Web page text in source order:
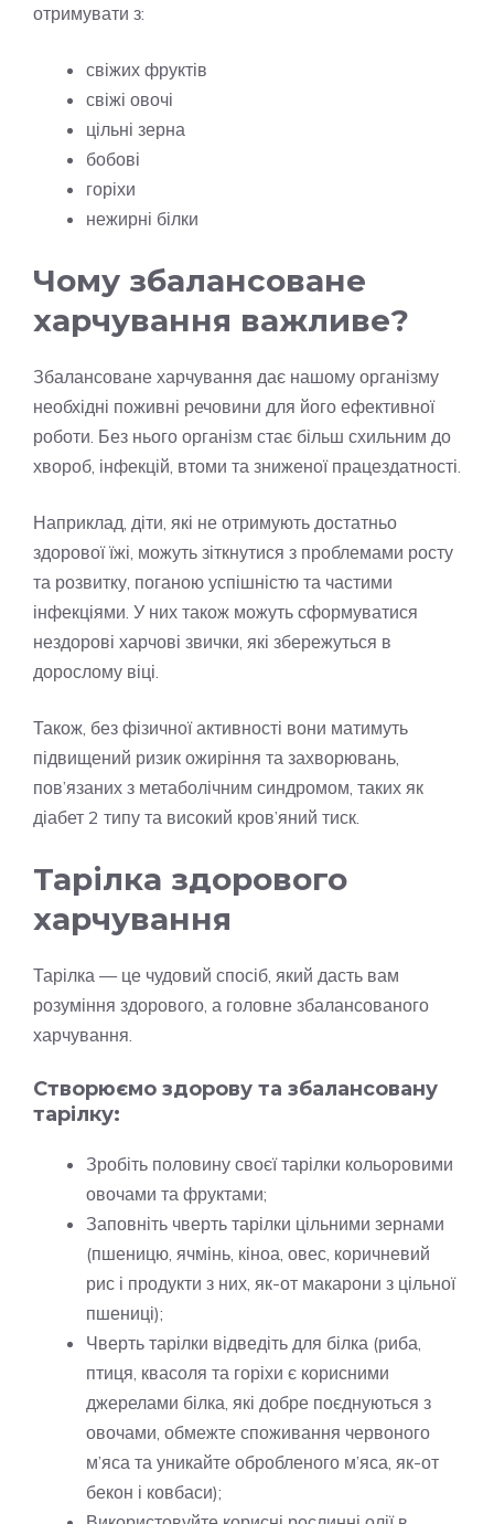
отримувати з:
свіжих фруктів
свіжі овочі
цільні зерна
бобові
горіхи
нежирні білки
Чому збалансоване
харчування важливе?
Збалансоване харчування дає нашому організму
необхідні поживні речовини для його ефективної
роботи. Без нього організм стає більш схильним до
хвороб, інфекцій, втоми та зниженої працездатності.
Наприклад, діти, які не отримують достатньо
здорової їжі, можуть зіткнутися з проблемами росту
та розвитку, поганою успішністю та частими
інфекціями. У них також можуть сформуватися
нездорові харчові звички, які збережуться в
дорослому віці.
Також, без фізичної активності вони матимуть
підвищений ризик ожиріння та захворювань,
пов’язаних з метаболічним синдромом, таких як
діабет 2 типу та високий кров’яний тиск.
Тарілка здорового
харчування
Тарілка — це чудовий спосіб, який дасть вам
розуміння здорового, а головне збалансованого
харчування.
Створюємо здорову та збалансовану
тарілку:
Зробіть половину своєї тарілки кольоровими
овочами та фруктами;
Заповніть чверть тарілки цільними зернами
(пшеницю, ячмінь, кіноа, овес, коричневий
рис і продукти з них, як-от макарони з цільної
пшениці);
Чверть тарілки відведіть для білка (риба,
птиця, квасоля та горіхи є корисними
джерелами білка, які добре поєднуються з
овочами, обмежте споживання червоного
м’яса та уникайте обробленого м’яса, як-от
бекон і ковбаси);